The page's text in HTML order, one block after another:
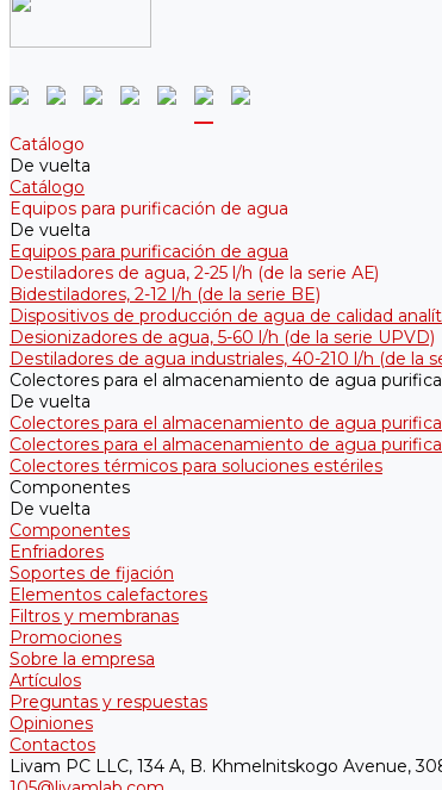
Catálogo
De vuelta
Catálogo
Equipos para purificación de agua
De vuelta
Equipos para purificación de agua
Destiladores de agua, 2-25 l/h (de la serie АЕ)
Bidestiladores, 2-12 l/h (de la serie BE)
Dispositivos de producción de agua de calidad
Desionizadores de agua, 5-60 l/h (de la serie UPVD)
Destiladores de agua industriales, 40-210 l/h (de la
Colectores para el almacenamiento de agua
De vuelta
Colectores para el almacenamiento de agua
Colectores para el almacenamiento de agua
Colectores térmicos para soluciones estériles
Componentes
De vuelta
Componentes
Enfriadores
Soportes de fijación
Elementos calefactores
Filtros y membranas
Promociones
Sobre la empresa
Artículos
Preguntas y respuestas
Opiniones
Contactos
Livam PC LLC, 134 A, B. Khmelnitskogo Avenue,